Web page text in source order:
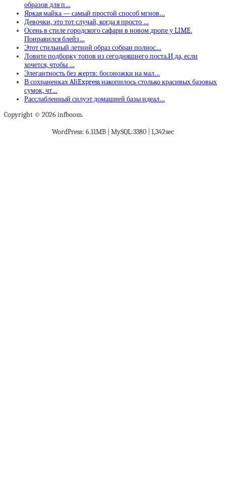
образов для п…
Яркая майка — самый простой способ мгнов…
Девочки, это тот случай, когда я просто …
Осень в стиле городского сафари в новом дропе у LIME.
Понравился блейз…
Этот стильный летний образ собран полнос…
Ловите подборку топов из сегодняшнего поста.И да, если
хочется, чтобы …
Элегантность без жертв: босоножки на мал…
В сохраненках AliExpress накопилось столько красивых базовых
сумок, чт…
Расслабленный силуэт домашней базы идеал…
Copyright © 2026 infboom.
WordPress: 6.11MB | MySQL:3380 | 1,342sec